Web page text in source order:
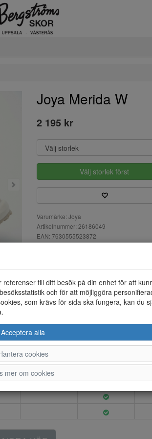
Joya Merida W
2 195 kr
Välj storlek först
Varumärke: Joya
Artikelnummer: 26186049
EAN: 7630555523872
Sandal i skinn med 5 st justerbara
ergonomisk fotbädd.
till ditt besök på din enhet för att
och för att möjliggöra
som krävs för sida ska fungera, kan du
Acceptera alla
cookies
mer om cookies